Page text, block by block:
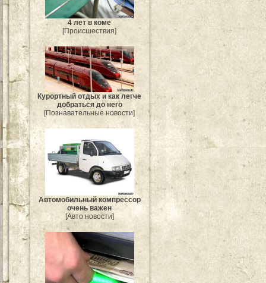
4 лет в коме
[Происшествия]
Курортный отдых и как легче
добраться до него
[Познавательные новости]
Автомобильный компрессор
очень важен
[Авто новости]